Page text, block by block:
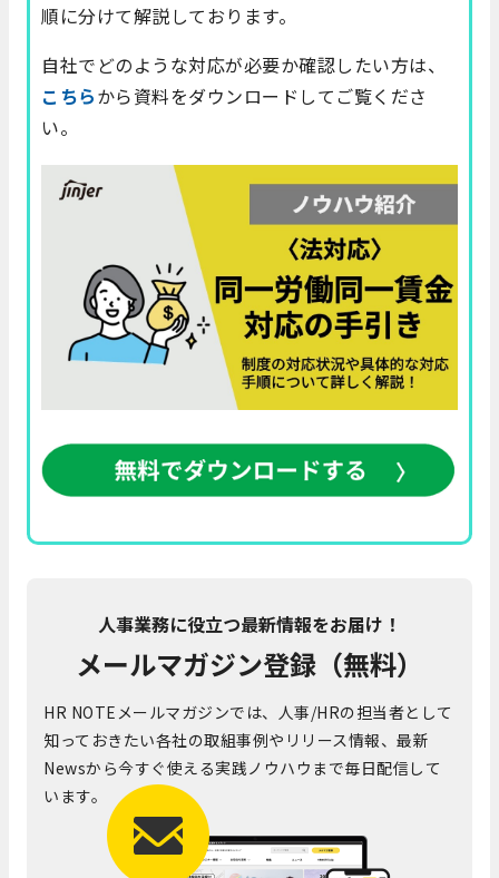
順に分けて解説しております。
自社でどのような対応が必要か確認したい方は、
こちらから資料をダウンロードしてご覧くださ
い。
人事業務に役立つ最新情報をお届け！
メールマガジン登録（無料）
HR NOTEメールマガジンでは、人事/HRの担当者として
知っておきたい各社の取組事例やリリース情報、最新
Newsから今すぐ使える実践ノウハウまで毎日配信して
います。